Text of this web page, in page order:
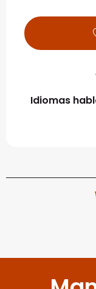
Idiomas
Idiomas